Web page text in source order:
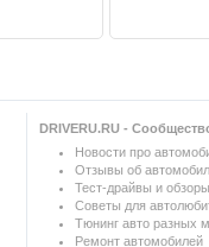
DRIVERU.RU -
Новости про
Отзывы об
Тест-драйвы и
Советы для
Тюнинг авто разных
Ремонт автомобилей